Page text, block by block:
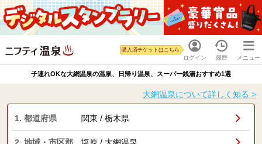
ログイン
購入済チケットはこちら
履歴 メニュー
子連れOKな大網温泉の温泉、日帰り温泉、スーパー銭湯おすすめ1選
大網温泉について詳しく知る >
1. 都道府県 関東 / 栃木県
2. 地域・市区郡 塩原 / 大網温泉